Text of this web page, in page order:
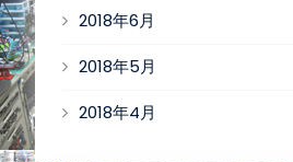
2018年6月
2018年5月
2018年4月